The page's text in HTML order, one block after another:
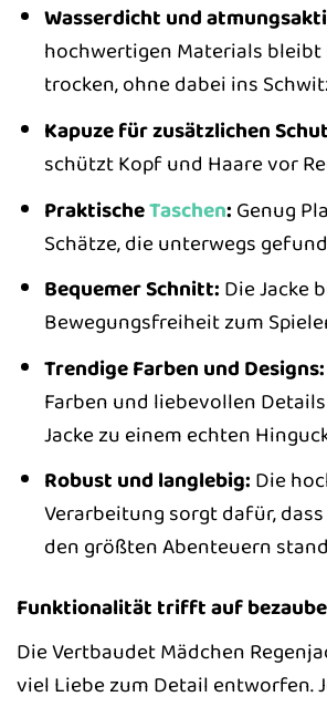
Wasserdicht und
hochwertigen Materials bleibt
trocken, ohne dabei ins
Kapuze für zusätzlichen
schützt Kopf und Haare vor
PraktischeTaschen: Genug
Schätze, die unterwegs
Bequemer Schnitt: Die Jacke
Bewegungsfreiheit zum
Trendige Farben und Designs:
Farben und liebevollen
Jacke zu einem echten
Robust und langlebig: Die
Verarbeitung sorgt dafür,
den größten Abenteuern
Funktionalität trifft auf
Die Vertbaudet Mädchen
viel Liebe zum Detail entworfen.